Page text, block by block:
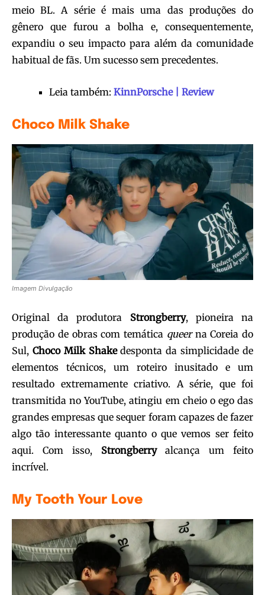
meio BL. A série é mais uma das produções do
gênero que furou a bolha e, consequentemente,
expandiu o seu impacto para além da comunidade
habitual de fãs. Um sucesso sem precedentes.
Leia também: KinnPorsche | Review
Choco Milk Shake
Imagem Divulgação
Original da produtora Strongberry, pioneira na
produção de obras com temática queerna Coreia do
Sul, Choco Milk Shakedesponta da simplicidade de
elementos técnicos, um roteiro inusitado e um
resultado extremamente criativo. A série, que foi
transmitida no YouTube, atingiu em cheio o ego das
grandes empresas que sequer foram capazes de fazer
algo tão interessante quanto o que vemos ser feito
aqui. Com isso, Strongberryalcança um feito
incrível.
My Tooth Your Love